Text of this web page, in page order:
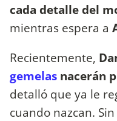
cada detalle del
mientras espera a
Recientemente,
gemelas nacerán
detalló que ya le
cuando nazcan.